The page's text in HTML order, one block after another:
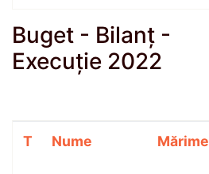
Buget - Bilanț -
Execuție 2022
T Nume Mărime